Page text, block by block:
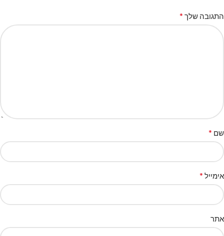
התגובה שלך *
שם *
אימייל *
אתר